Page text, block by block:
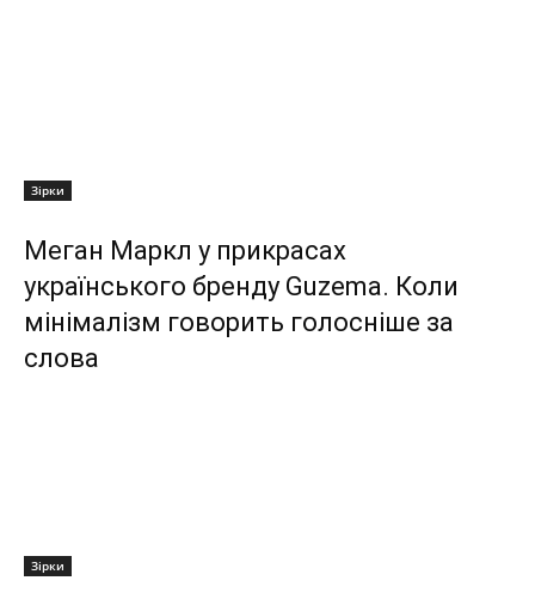
Зірки
Меган Маркл у прикрасах
українського бренду Guzema. Коли
мінімалізм говорить голосніше за
слова
Зірки